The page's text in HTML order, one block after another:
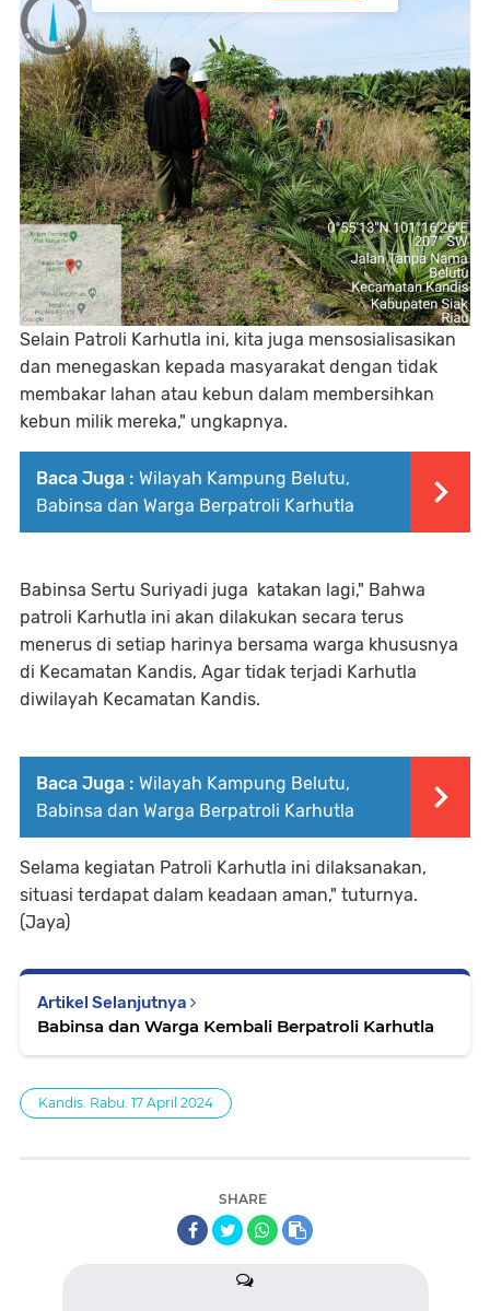
Selain Patroli Karhutla ini, kita juga mensosialisasikan
dan menegaskan kepada masyarakat dengan tidak
membakar lahan atau kebun dalam membersihkan
kebun milik mereka," ungkapnya.
Baca Juga : Wilayah Kampung Belutu,
Babinsa dan Warga Berpatroli Karhutla
Babinsa Sertu Suriyadi juga katakan lagi," Bahwa
patroli Karhutla ini akan dilakukan secara terus
menerus di setiap harinya bersama warga khususnya
di Kecamatan Kandis, Agar tidak terjadi Karhutla
diwilayah Kecamatan Kandis.
Baca Juga : Wilayah Kampung Belutu,
Babinsa dan Warga Berpatroli Karhutla
Selama kegiatan Patroli Karhutla ini dilaksanakan,
situasi terdapat dalam keadaan aman," tuturnya.
(Jaya)
Artikel Selanjutnya
Babinsa dan Warga Kembali Berpatroli Karhutla
Kandis. Rabu. 17 April 2024
SHARE